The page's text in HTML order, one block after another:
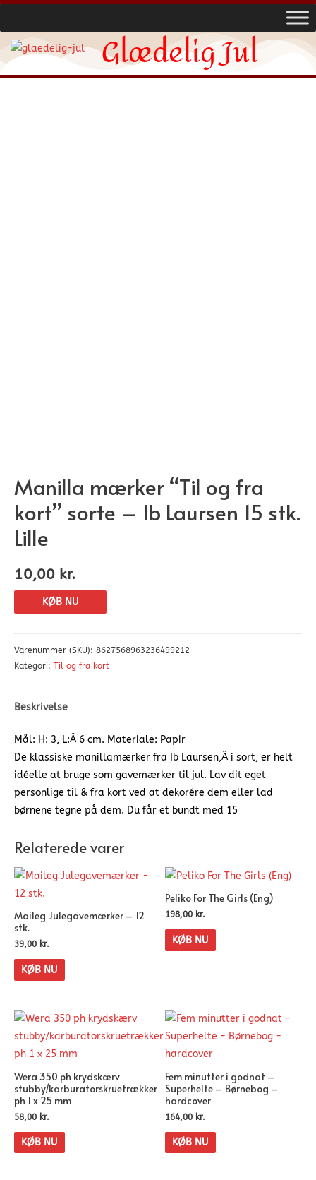
Glædelig Jul
Manilla mærker “Til og fra
kort” sorte – Ib Laursen 15 stk.
Lille
10,00 kr.
KØB NU
Varenummer (SKU): 8627568963236499212
Kategori: Til og fra kort
Beskrivelse
Mål: H: 3, L:Â 6 cm. Materiale: Papir
De klassiske manillamærker fra Ib Laursen,Â i sort, er helt
idéelle at bruge som gavemærker til jul. Lav dit eget
personlige til & fra kort ved at dekorére dem eller lad
børnene tegne på dem. Du får et bundt med 15
Relaterede varer
Maileg Julegavemærker – 12
stk.
39,00 kr.
KØB NU
Peliko For The Girls (Eng)
198,00 kr.
KØB NU
Wera 350 ph krydskærv
stubby/karburatorskruetrækker
ph 1 x 25 mm
58,00 kr.
KØB NU
Fem minutter i godnat –
Superhelte – Børnebog –
hardcover
164,00 kr.
KØB NU